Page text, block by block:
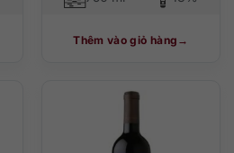
Thêm vào giỏ hàng